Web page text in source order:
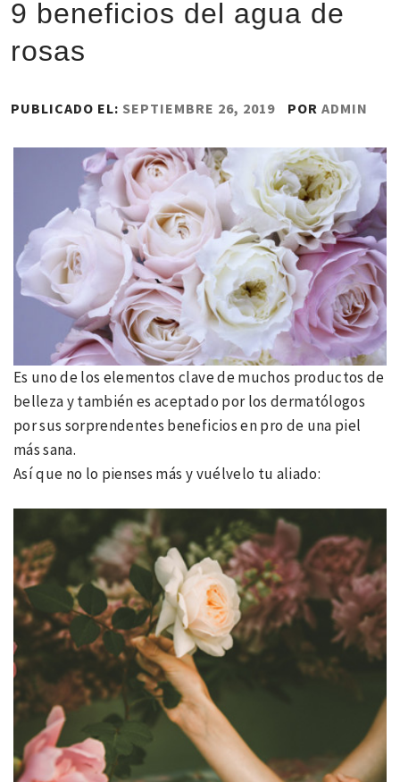
9 beneficios del agua de
rosas
PUBLICADO EL: SEPTIEMBRE 26, 2019 POR ADMIN
Es uno de los elementos clave de muchos productos de
belleza y también es aceptado por los dermatólogos
por sus sorprendentes beneficios en pro de una piel
más sana.
Así que no lo pienses más y vuélvelo tu aliado: